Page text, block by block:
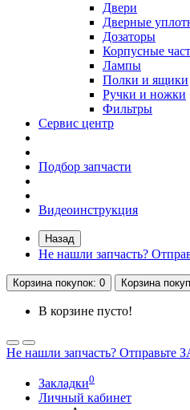
Двери
Дверные
Дозаторы
Корпусные
Лампы
Полки и ящики
Ручки и ножки
Фильтры
Сервис центр
Подбор запчасти
Видеоинструкция
Назад
Не нашли запчасть?
Корзинапокупок: 0 Корзина
В корзине пусто!
Не нашли запчасть?
Закладки0
Личный кабинет